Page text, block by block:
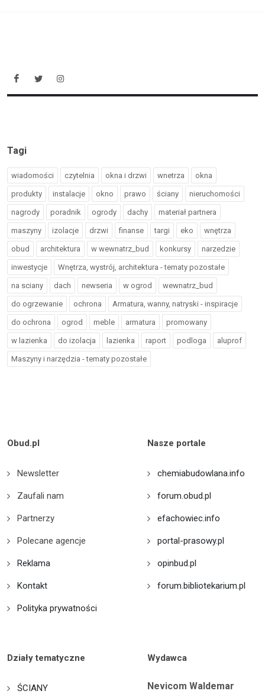
Tagi
wiadomości czytelnia okna i drzwi wnetrza okna
produkty instalacje okno prawo ściany nieruchomości
nagrody poradnik ogrody dachy materiał partnera
maszyny izolacje drzwi finanse targi eko wnętrza
obud architektura w wewnatrz_bud konkursy narzedzie
inwestycje Wnętrza, wystrój, architektura - tematy pozostałe
na sciany dach newseria w ogrod wewnatrz_bud
do ogrzewanie ochrona Armatura, wanny, natryski - inspiracje
do ochrona ogrod meble armatura promowany
w lazienka do izolacja lazienka raport podloga aluprof
Maszyny i narzędzia - tematy pozostałe
Obud.pl
Newsletter
Zaufali nam
Partnerzy
Polecane agencje
Reklama
Kontakt
Polityka prywatności
Nasze portale
chemiabudowlana.info
forum.obud.pl
efachowiec.info
portal-prasowy.pl
opinbud.pl
forum.bibliotekarium.pl
Działy tematyczne
ŚCIANY
Wydawca
Nevicom Waldemar